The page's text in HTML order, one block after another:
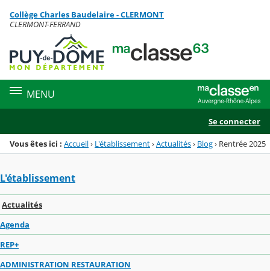
Menu de la rubrique
Contenu
Collège Charles Baudelaire - CLERMONT
CLERMONT-FERRAND
MENU
Se connecter
Vous êtes ici : Accueil› L'établissement›Actualités› Blog› Rentrée 2025
L'établissement
Actualités
Agenda
REP+
ADMINISTRATION RESTAURATION